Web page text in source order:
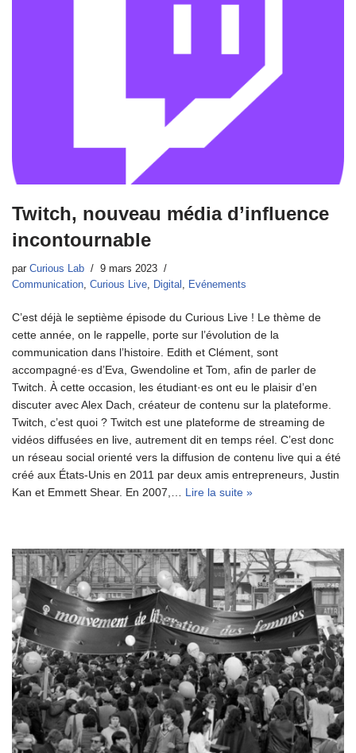
Twitch, nouveau média d’influence
incontournable
par Curious Lab
9 mars 2023
Communication, Curious Live, Digital , Evénements
C’est déjà le septième épisode du Curious Live ! Le thème de
cette année, on le rappelle, porte sur l’évolution de la
communication dans l’histoire. Edith et Clément, sont
accompagné·es d’Eva, Gwendoline et Tom, afin de parler de
Twitch. À cette occasion, les étudiant·es ont eu le plaisir d’en
discuter avec Alex Dach, créateur de contenu sur la plateforme.
Twitch, c’est quoi ? Twitch est une plateforme de streaming de
vidéos diffusées en live, autrement dit en temps réel. C’est donc
un réseau social orienté vers la diffusion de contenu live qui a été
créé aux États-Unis en 2011 par deux amis entrepreneurs, Justin
Kan et Emmett Shear. En 2007,… Lire la suite »